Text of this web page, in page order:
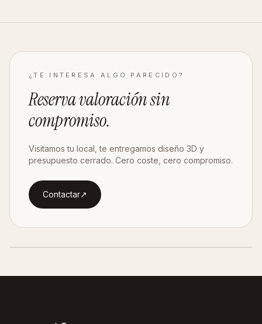
¿TE INTERESA ALGO PARECIDO?
Reserva valoraciónsin
compromiso.
Visitamos tu local, te entregamos diseño 3D y
presupuesto cerrado. Cero coste, cero compromiso.
Contactar↗︎
Pro Manzanares